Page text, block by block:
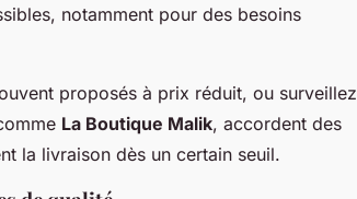
notamment pour des besoins
proposés à prix réduit, ou surveillez
La Boutique Malik, accordent des
la livraison dès un certain seuil.